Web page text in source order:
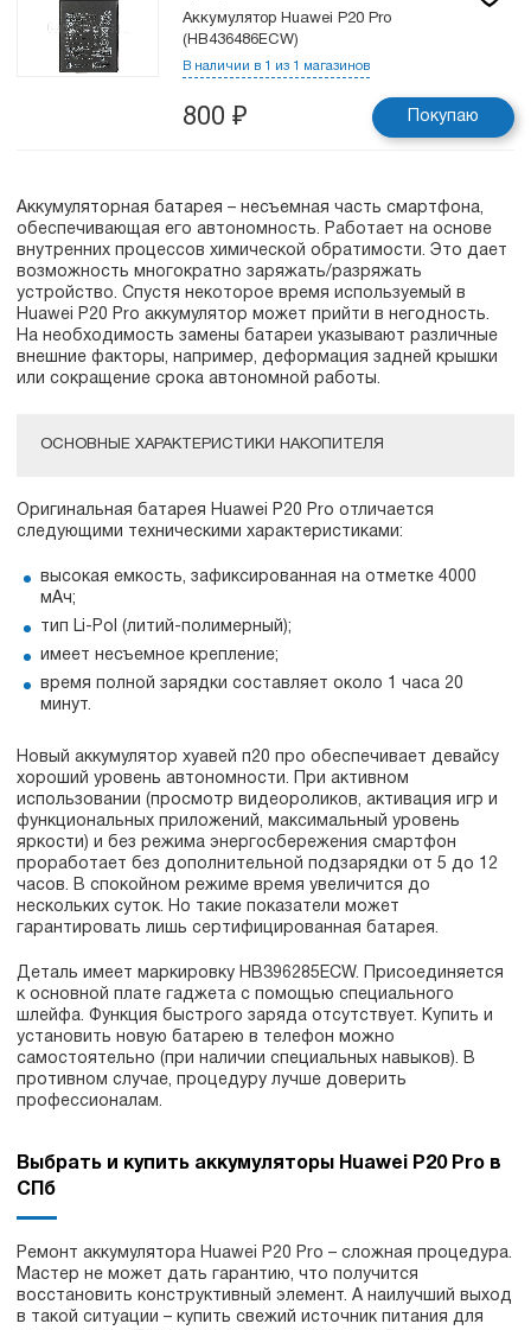
Аккумулятор Huawei P20 Pro
(HB436486ECW)
В наличии в 1 из 1 магазинов
800 ₽ Покупаю
Аккумуляторная батарея – несъемная часть смартфона,
обеспечивающая его автономность. Работает на основе
внутренних процессов химической обратимости. Это дает
возможность многократно заряжать/разряжать
устройство. Спустя некоторое время используемый в
Huawei P20 Pro аккумулятор может прийти в негодность.
На необходимость замены батареи указывают различные
внешние факторы, например, деформация задней крышки
или сокращение срока автономной работы.
ОСНОВНЫЕ ХАРАКТЕРИСТИКИ НАКОПИТЕЛЯ
Оригинальная батарея Huawei P20 Pro отличается
следующими техническими характеристиками:
высокая емкость, зафиксированная на отметке 4000
мАч;
тип Li-Pol (литий-полимерный);
имеет несъемное крепление;
время полной зарядки составляет около 1 часа 20
минут.
Новый аккумулятор хуавей п20 про обеспечивает девайсу
хороший уровень автономности. При активном
использовании (просмотр видеороликов, активация игр и
функциональных приложений, максимальный уровень
яркости) и без режима энергосбережения смартфон
проработает без дополнительной подзарядки от 5 до 12
часов. В спокойном режиме время увеличится до
нескольких суток. Но такие показатели может
гарантировать лишь сертифицированная батарея.
Деталь имеет маркировку HB396285ECW. Присоединяется
к основной плате гаджета с помощью специального
шлейфа. Функция быстрого заряда отсутствует. Купить и
установить новую батарею в телефон можно
самостоятельно (при наличии специальных навыков). В
противном случае, процедуру лучше доверить
профессионалам.
Выбрать и купить аккумуляторы Huawei P20 Pro в
СПб
Ремонт аккумулятора Huawei P20 Pro – сложная процедура.
Мастер не может дать гарантию, что получится
восстановить конструктивный элемент. А наилучший выход
в такой ситуации – купить свежий источник питания для